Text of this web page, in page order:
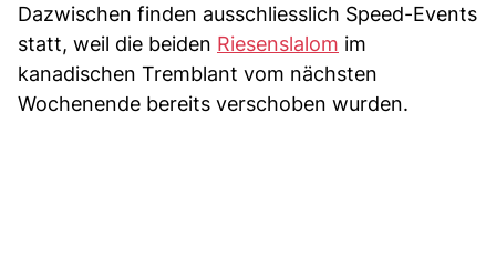
Dazwischen finden ausschliesslich Speed-Events
statt, weil die beiden Riesenslalom im
kanadischen Tremblant vom nächsten
Wochenende bereits verschoben wurden.